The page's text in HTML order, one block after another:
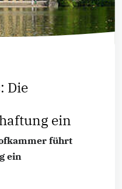
Die
ein
führt
ein